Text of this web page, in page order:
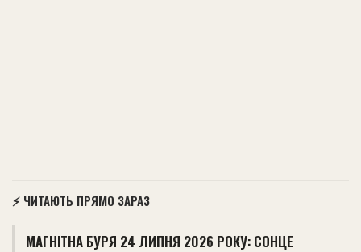
⚡ ЧИТАЮТЬ ПРЯМО ЗАРАЗ
МАГНІТНА БУРЯ 24 ЛИПНЯ 2026 РОКУ: СОНЦЕ